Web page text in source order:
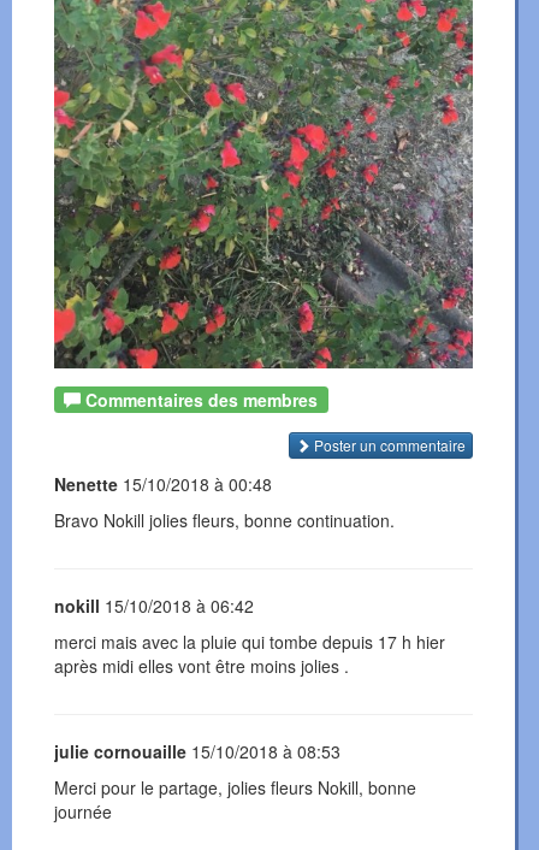
Commentaires des membres
Poster un commentaire
Nenette 15/10/2018 à 00:48
Bravo Nokill jolies fleurs, bonne continuation.
nokill 15/10/2018 à 06:42
merci mais avec la pluie qui tombe depuis 17 h hier
après midi elles vont être moins jolies .
julie cornouaille 15/10/2018 à 08:53
Merci pour le partage, jolies fleurs Nokill, bonne
journée